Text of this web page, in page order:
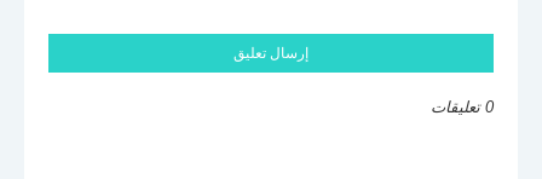
إرسال تعليق
0 تعليقات